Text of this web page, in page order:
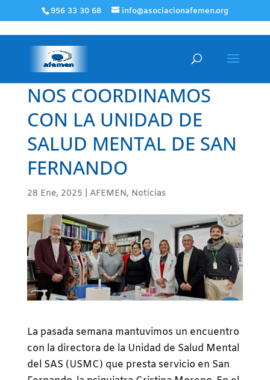
956 33 30 68 info@asociacionafemen.org
NOS COORDINAMOS
CON LA UNIDAD DE
SALUD MENTAL DE SAN
FERNANDO
28 Ene, 2025 AFEMEN, Noticias
La pasada semana mantuvimos un encuentro
con la directora de la Unidad de Salud Mental
del SAS (USMC) que presta servicio en San